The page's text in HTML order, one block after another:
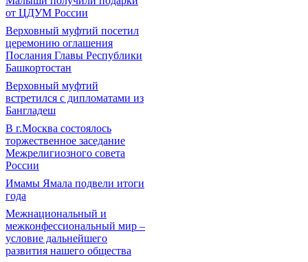
от ЦДУМ России
Верховный муфтий посетил
церемонию оглашения
Послания Главы Республики
Башкортостан
Верховный муфтий
встретился с дипломатами из
Бангладеш
В г.Москва состоялось
торжественное заседание
Межрелигиозного совета
России
Имамы Ямала подвели итоги
года
Межнациональный и
межконфессиональный мир –
условие дальнейшего
развития нашего общества